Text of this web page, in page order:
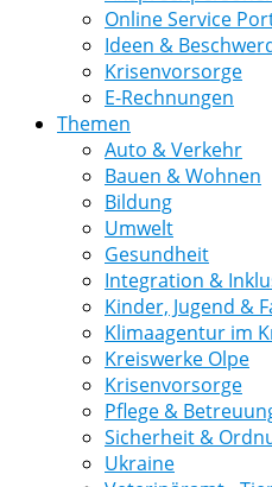
Online Service
Ideen &
Krisenvorsorge
E-Rechnungen
Themen
Auto & Verkehr
Bauen & Wohnen
Bildung
Umwelt
Gesundheit
Integration &
Kinder, Jugend &
Klimaagentur im
Kreiswerke Olpe
Krisenvorsorge
Pflege &
Sicherheit &
Ukraine